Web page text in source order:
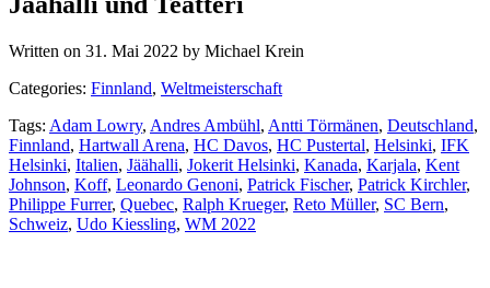
Written on 31. Mai 2022 by Michael Krein
Categories: Finnland, Weltmeisterschaft
Tags: Adam Lowry, Andres Ambühl, Antti Törmänen, Deutschland,
Finnland, Hartwall Arena, HC Davos, HC Pustertal, Helsinki, IFK
Helsinki, Italien, Jäähalli, Jokerit Helsinki, Kanada, Karjala, Kent
Johnson, Koff, Leonardo Genoni, Patrick Fischer, Patrick Kirchler,
Philippe Furrer, Quebec, Ralph Krueger, Reto Müller, SC Bern,
Schweiz, Udo Kiessling, WM 2022